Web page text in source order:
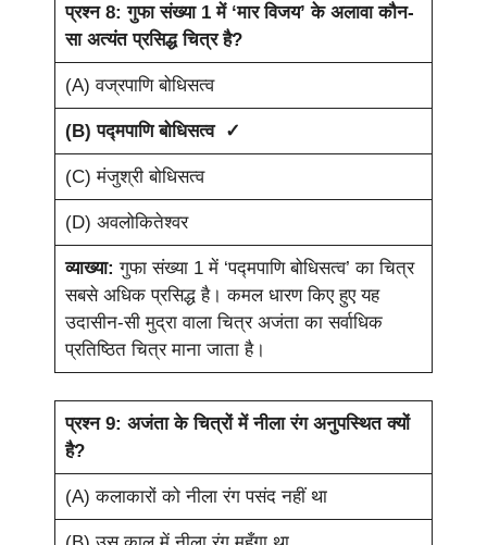
प्रश्न 8: गुफा संख्या 1 में ‘मार विजय’ के अलावा कौन-
सा अत्यंत प्रसिद्ध चित्र है?
(A) वज्रपाणि बोधिसत्व
(B) पद्मपाणि बोधिसत्व ✓
(C) मंजुश्री बोधिसत्व
(D) अवलोकितेश्वर
व्याख्या:गुफा संख्या 1 में ‘पद्मपाणि बोधिसत्व’ का चित्र
सबसे अधिक प्रसिद्ध है। कमल धारण किए हुए यह
उदासीन-सी मुद्रा वाला चित्र अजंता का सर्वाधिक
प्रतिष्ठित चित्र माना जाता है।
प्रश्न 9: अजंता के चित्रों में नीला रंग अनुपस्थित क्यों
है?
(A) कलाकारों को नीला रंग पसंद नहीं था